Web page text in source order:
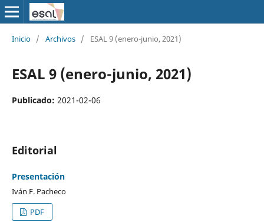
Inicio / Archivos / ESAL 9 (enero-junio, 2021)
ESAL 9 (enero-junio, 2021)
Publicado: 2021-02-06
Editorial
Presentación
Iván F. Pacheco
PDF